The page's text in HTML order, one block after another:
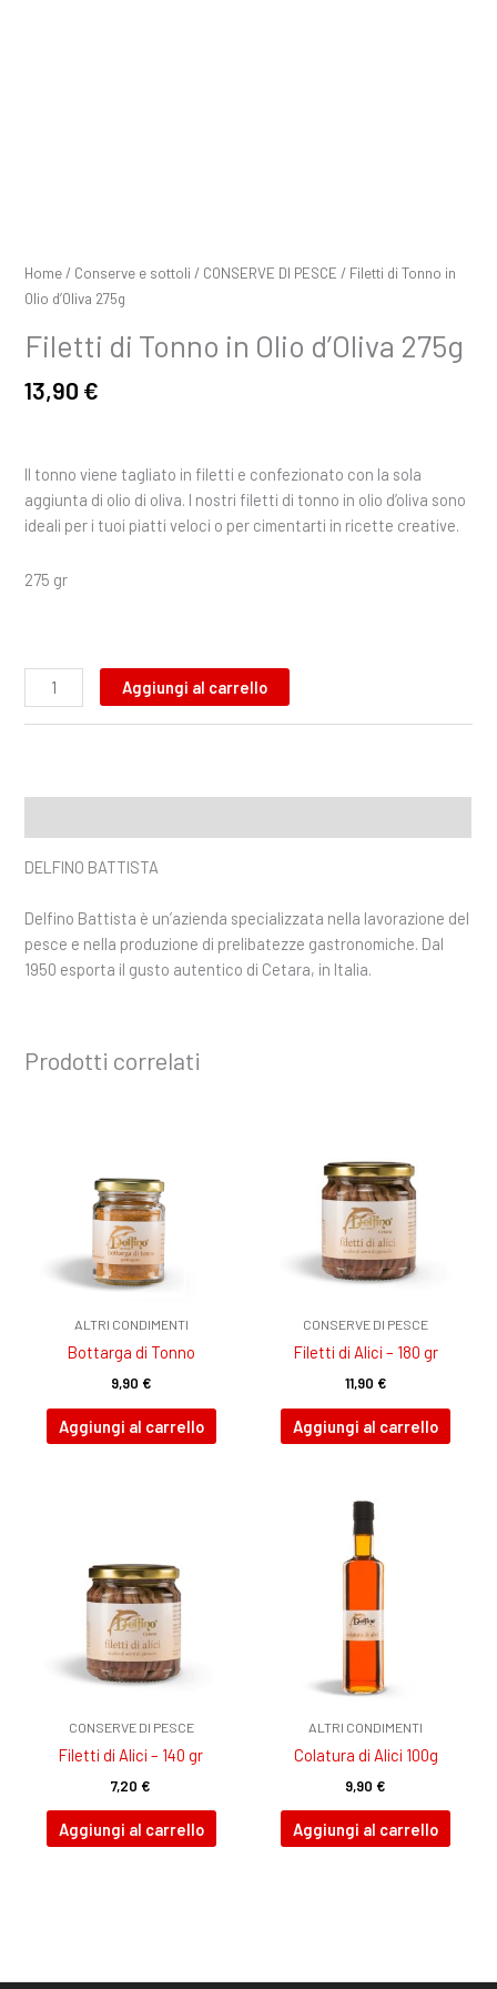
Home/ Conserve e sottoli / CONSERVE DI PESCE / Filetti di Tonno in
Olio d’Oliva 275g
Filetti di Tonno in Olio d’Oliva 275g
13,90 €
Il tonno viene tagliato in filetti e confezionato con la sola
aggiunta di olio di oliva. I nostri filetti di tonno in olio d’oliva sono
ideali per i tuoi piatti veloci o per cimentarti in ricette creative.
275 gr
Aggiungi al carrello
DELFINO BATTISTA
Delfino Battista è un’azienda specializzata nella lavorazione del
pesce e nella produzione di prelibatezze gastronomiche. Dal
1950 esporta il gusto autentico di Cetara, in Italia.
Prodotti correlati
ALTRI CONDIMENTI
Bottarga di Tonno
9,90 €
Aggiungi al carrello
CONSERVE DI PESCE
Filetti di Alici – 180 gr
11,90 €
Aggiungi al carrello
CONSERVE DI PESCE
Filetti di Alici – 140 gr
7,20 €
Aggiungi al carrello
ALTRI CONDIMENTI
Colatura di Alici 100g
9,90 €
Aggiungi al carrello